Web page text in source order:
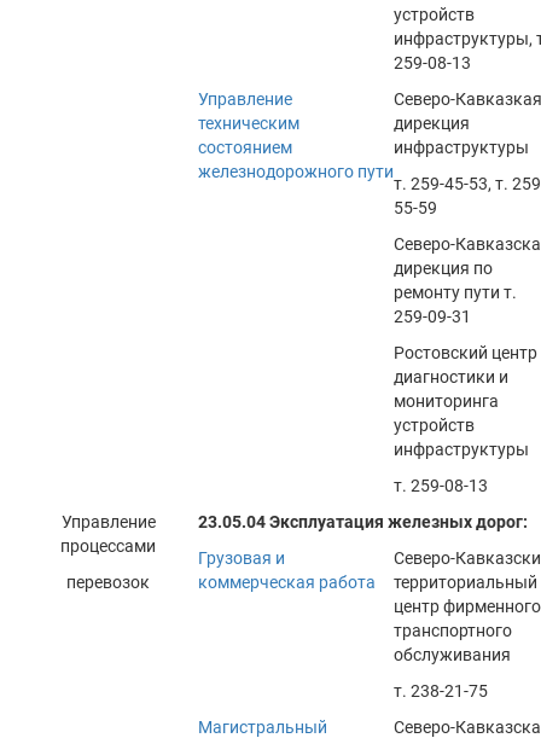
устройств
инфраструктуры,
259-08-13
Управление
техническим
состоянием
железнодорожного пути
Северо-Кавказкая
дирекция
инфраструктуры
т. 259-45-53, т.
55-59
Северо-
дирекция по
ремонту пути т.
259-09-31
Ростовский центр
диагностики и
мониторинга
устройств
инфраструктуры
т. 259-08-13
Управление
процессами
перевозок
23.05.04 Эксплуатация железных дорог:
Грузовая и
коммерческая работа
Северо-
территориальный
центр фирменного
транспортного
обслуживания
т. 238-21-75
Магистральный
Северо-